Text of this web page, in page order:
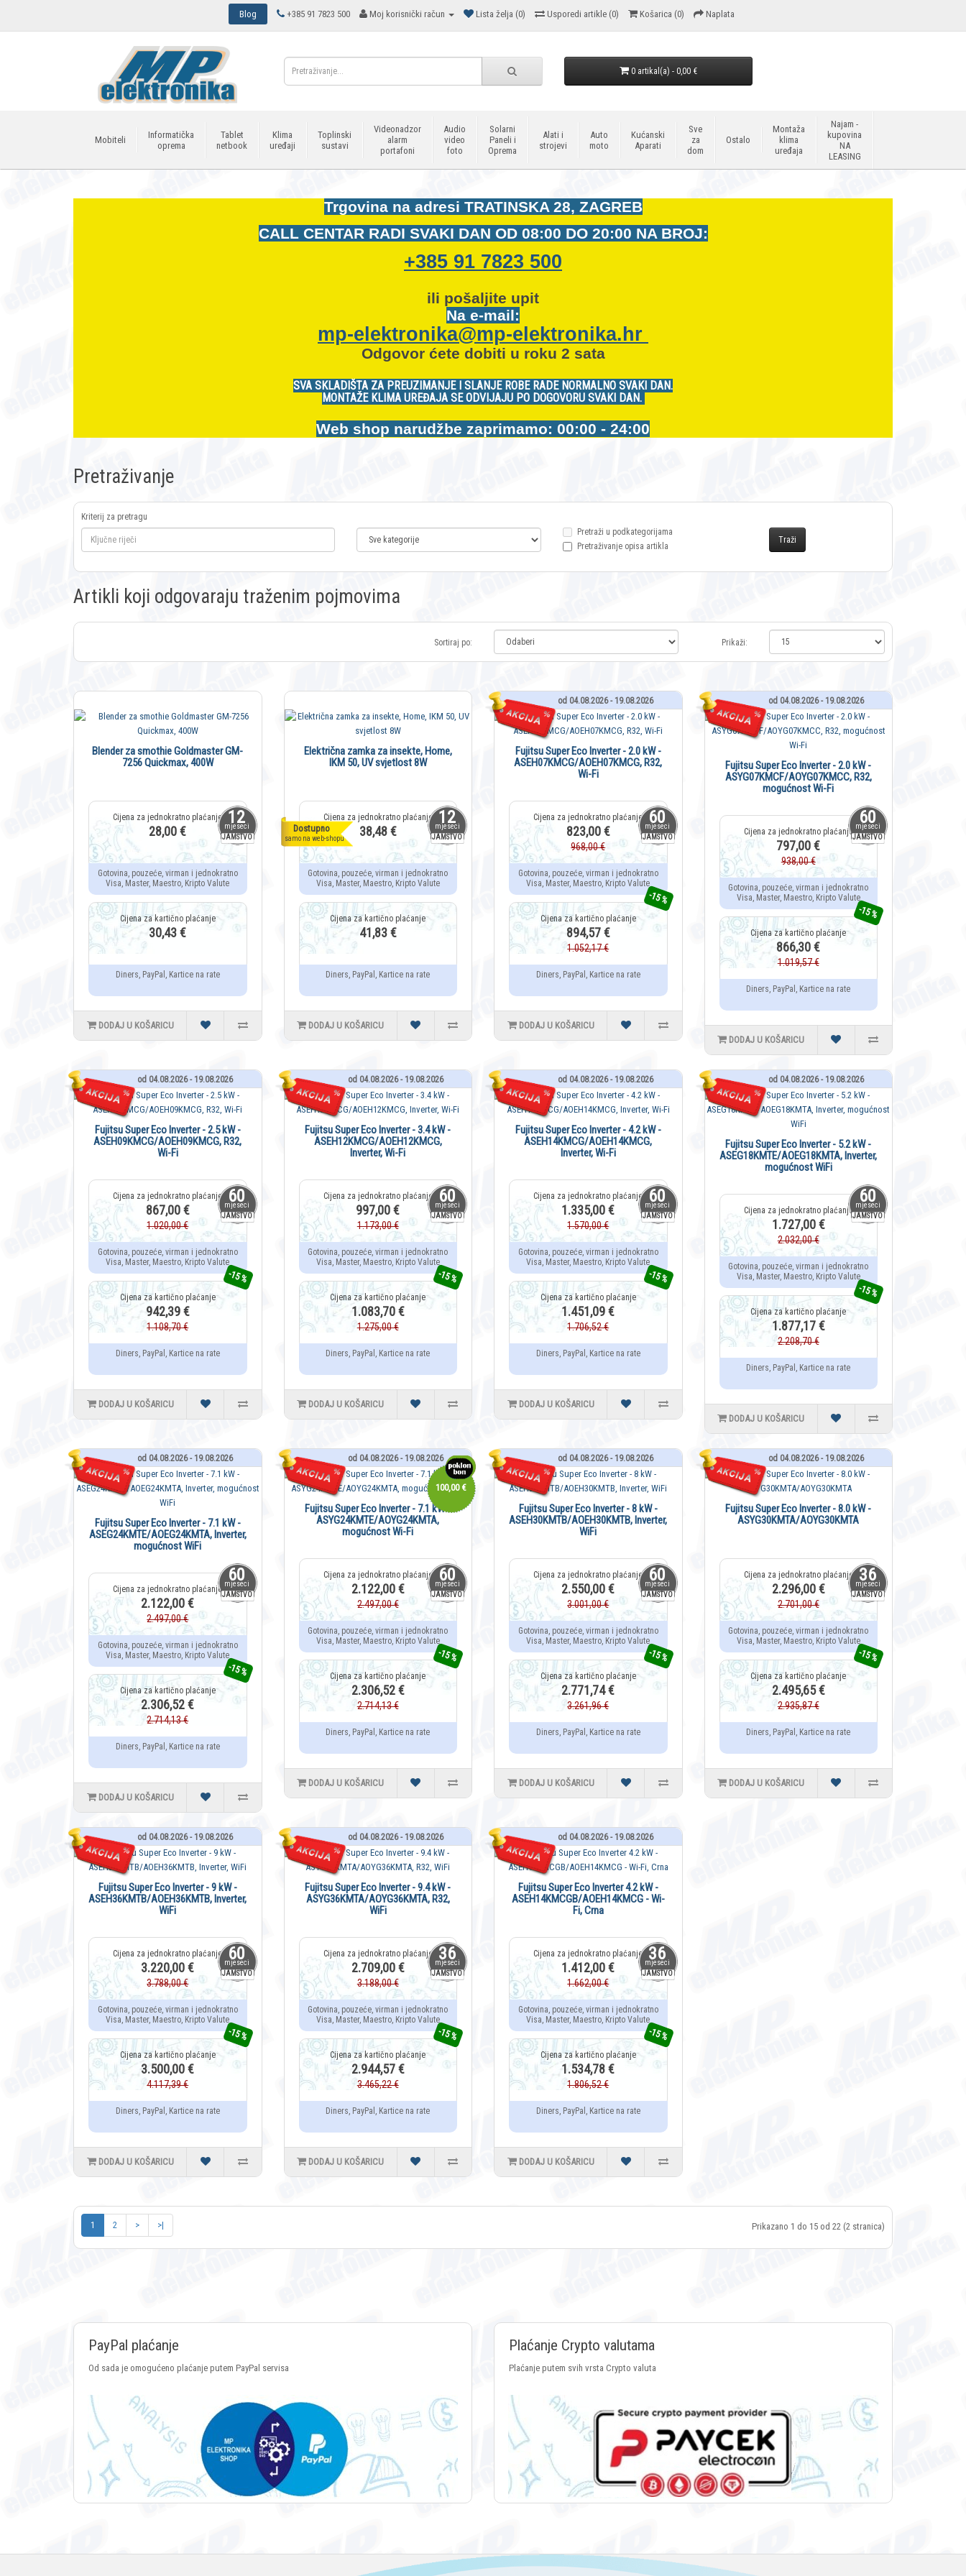
Blog +385 91 7823 500 Moj korisnički račun Lista želja (0) Usporedi artikle (0) Košarica (0) Naplata
0 artikal(a) - 0,00 €
Mobiteli
Informatička
oprema
Tablet
netbook
Klima
uređaji
Toplinski
sustavi
Videonadzor
alarm
portafoni
Audio
video
foto
Solarni
Paneli i
Oprema
Alati i
strojevi
Auto
moto
Kućanski
Aparati
Sve
za
dom
Ostalo
Montaža
klima
uređaja
Najam -
kupovina
NA
LEASING
Trgovina na adresi TRATINSKA 28, ZAGREB
CALL CENTAR RADI SVAKI DAN OD 08:00 DO 20:00 NA BROJ:
+385 91 7823 500
ili pošaljite upit
Na e-mail:
mp-elektronika@mp-elektronika.hr
Odgovor ćete dobiti u roku 2 sata
SVA SKLADIŠTA ZA PREUZIMANJE I SLANJE ROBE RADE NORMALNO SVAKI DAN.
MONTAŽE KLIMA UREĐAJA SE ODVIJAJU PO DOGOVORU SVAKI DAN.
Web shop narudžbe zaprimamo: 00:00 - 24:00
Pretraživanje
Kriterij za pretragu
Pretraži u podkategorijama
Pretraživanje opisa artikla
Artikli koji odgovaraju traženim pojmovima
Sortiraj po: Prikaži:
12
mjeseci
JAMSTVO
Blender za smothie Goldmaster GM-
7256 Quickmax, 400W
28,00 €
Gotovina, pouzeće, virman i jednokratno
Visa, Master, Maestro, Kripto Valute
30,43 €
Diners, PayPal, Kartice na rate
DODAJ U KOŠARICU
12
mjeseci
JAMSTVO
Dostupno
samo na web-shopu
Električna zamka za insekte, Home,
IKM 50, UV svjetlost 8W
38,48 €
Gotovina, pouzeće, virman i jednokratno
Visa, Master, Maestro, Kripto Valute
41,83 €
Diners, PayPal, Kartice na rate
DODAJ U KOŠARICU
od 04.08.2026 - 19.08.2026
60
mjeseci
JAMSTVO
Fujitsu Super Eco Inverter - 2.0 kW -
ASEH07KMCG/AOEH07KMCG, R32,
Wi-Fi
823,00 €
968,00 €
Gotovina, pouzeće, virman i jednokratno
Visa, Master, Maestro, Kripto Valute
-15 %
894,57 €
1.052,17 €
Diners, PayPal, Kartice na rate
DODAJ U KOŠARICU
od 04.08.2026 - 19.08.2026
60
mjeseci
JAMSTVO
Fujitsu Super Eco Inverter - 2.0 kW -
ASYG07KMCF/AOYG07KMCC, R32,
mogućnost Wi-Fi
797,00 €
938,00 €
Gotovina, pouzeće, virman i jednokratno
Visa, Master, Maestro, Kripto Valute
-15 %
866,30 €
1.019,57 €
Diners, PayPal, Kartice na rate
DODAJ U KOŠARICU
od 04.08.2026 - 19.08.2026
60
mjeseci
JAMSTVO
Fujitsu Super Eco Inverter - 2.5 kW -
ASEH09KMCG/AOEH09KMCG, R32,
Wi-Fi
867,00 €
1.020,00 €
Gotovina, pouzeće, virman i jednokratno
Visa, Master, Maestro, Kripto Valute
-15 %
942,39 €
1.108,70 €
Diners, PayPal, Kartice na rate
DODAJ U KOŠARICU
od 04.08.2026 - 19.08.2026
60
mjeseci
JAMSTVO
Fujitsu Super Eco Inverter - 3.4 kW -
ASEH12KMCG/AOEH12KMCG,
Inverter, Wi-Fi
997,00 €
1.173,00 €
Gotovina, pouzeće, virman i jednokratno
Visa, Master, Maestro, Kripto Valute
-15 %
1.083,70 €
1.275,00 €
Diners, PayPal, Kartice na rate
DODAJ U KOŠARICU
od 04.08.2026 - 19.08.2026
60
mjeseci
JAMSTVO
Fujitsu Super Eco Inverter - 4.2 kW -
ASEH14KMCG/AOEH14KMCG,
Inverter, Wi-Fi
1.335,00 €
1.570,00 €
Gotovina, pouzeće, virman i jednokratno
Visa, Master, Maestro, Kripto Valute
-15 %
1.451,09 €
1.706,52 €
Diners, PayPal, Kartice na rate
DODAJ U KOŠARICU
od 04.08.2026 - 19.08.2026
60
mjeseci
JAMSTVO
Fujitsu Super Eco Inverter - 5.2 kW -
ASEG18KMTE/AOEG18KMTA, Inverter,
mogućnost WiFi
1.727,00 €
2.032,00 €
Gotovina, pouzeće, virman i jednokratno
Visa, Master, Maestro, Kripto Valute
-15 %
1.877,17 €
2.208,70 €
Diners, PayPal, Kartice na rate
DODAJ U KOŠARICU
od 04.08.2026 - 19.08.2026
60
mjeseci
JAMSTVO
Fujitsu Super Eco Inverter - 7.1 kW -
ASEG24KMTE/AOEG24KMTA, Inverter,
mogućnost WiFi
2.122,00 €
2.497,00 €
Gotovina, pouzeće, virman i jednokratno
Visa, Master, Maestro, Kripto Valute
-15 %
2.306,52 €
2.714,13 €
Diners, PayPal, Kartice na rate
DODAJ U KOŠARICU
od 04.08.2026 - 19.08.2026
100,00 €
60
mjeseci
JAMSTVO
Fujitsu Super Eco Inverter - 7.1 kW -
ASYG24KMTE/AOYG24KMTA,
mogućnost Wi-Fi
2.122,00 €
2.497,00 €
Gotovina, pouzeće, virman i jednokratno
Visa, Master, Maestro, Kripto Valute
-15 %
2.306,52 €
2.714,13 €
Diners, PayPal, Kartice na rate
DODAJ U KOŠARICU
od 04.08.2026 - 19.08.2026
60
mjeseci
JAMSTVO
Fujitsu Super Eco Inverter - 8 kW -
ASEH30KMTB/AOEH30KMTB, Inverter,
WiFi
2.550,00 €
3.001,00 €
Gotovina, pouzeće, virman i jednokratno
Visa, Master, Maestro, Kripto Valute
-15 %
2.771,74 €
3.261,96 €
Diners, PayPal, Kartice na rate
DODAJ U KOŠARICU
od 04.08.2026 - 19.08.2026
36
mjeseci
JAMSTVO
Fujitsu Super Eco Inverter - 8.0 kW -
ASYG30KMTA/AOYG30KMTA
2.296,00 €
2.701,00 €
Gotovina, pouzeće, virman i jednokratno
Visa, Master, Maestro, Kripto Valute
-15 %
2.495,65 €
2.935,87 €
Diners, PayPal, Kartice na rate
DODAJ U KOŠARICU
od 04.08.2026 - 19.08.2026
60
mjeseci
JAMSTVO
Fujitsu Super Eco Inverter - 9 kW -
ASEH36KMTB/AOEH36KMTB, Inverter,
WiFi
3.220,00 €
3.788,00 €
Gotovina, pouzeće, virman i jednokratno
Visa, Master, Maestro, Kripto Valute
-15 %
3.500,00 €
4.117,39 €
Diners, PayPal, Kartice na rate
DODAJ U KOŠARICU
od 04.08.2026 - 19.08.2026
36
mjeseci
JAMSTVO
Fujitsu Super Eco Inverter - 9.4 kW -
ASYG36KMTA/AOYG36KMTA, R32,
WiFi
2.709,00 €
3.188,00 €
Gotovina, pouzeće, virman i jednokratno
Visa, Master, Maestro, Kripto Valute
-15 %
2.944,57 €
3.465,22 €
Diners, PayPal, Kartice na rate
DODAJ U KOŠARICU
od 04.08.2026 - 19.08.2026
36
mjeseci
JAMSTVO
Fujitsu Super Eco Inverter 4.2 kW -
ASEH14KMCGB/AOEH14KMCG - Wi-
Fi, Crna
1.412,00 €
1.662,00 €
Gotovina, pouzeće, virman i jednokratno
Visa, Master, Maestro, Kripto Valute
-15 %
1.534,78 €
1.806,52 €
Diners, PayPal, Kartice na rate
DODAJ U KOŠARICU
1 2 > >| Prikazano 1 do 15 od 22 (2 stranica)
PayPal plaćanje
Od sada je omogućeno plaćanje putem PayPal servisa
Plaćanje Crypto valutama
Plaćanje putem svih vrsta Crypto valuta